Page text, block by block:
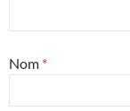
Nom *